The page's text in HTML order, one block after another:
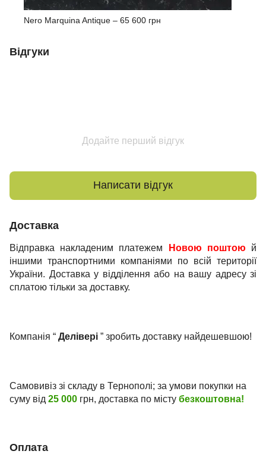
Nero Marquina Antique – 65 600 грн
Відгуки
Додайте перший відгук
Написати відгук
Доставка
Відправка накладеним платежем Новою поштою й
іншими транспортними компаніями по всій території
України. Доставка у відділення або на вашу адресу зі
сплатою тільки за доставку.
Компанія “ Делівері ” зробить доставку найдешевшою!
Самовивіз зі складу в Тернополі; за умови покупки на
суму від 25 000 грн, доставка по місту безкоштовна!
Оплата